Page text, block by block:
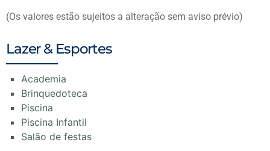
(Os valores estão sujeitos a alteração sem aviso prévio)
Lazer & Esportes
Academia
Brinquedoteca
Piscina
Piscina Infantil
Salão de festas